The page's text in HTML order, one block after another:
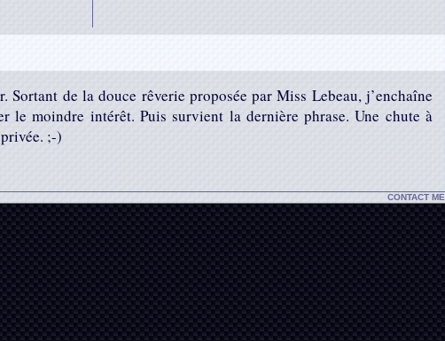
Sortant de la douce rêverie proposée par Miss Lebeau, j’enchaîne
le moindre intérêt. Puis survient la dernière phrase. Une chute à
;-)
CONTACT ME